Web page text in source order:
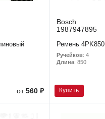
от560 ₽
Bosch
1987947895
Ремень 4PK850
Ручейков: 4
Длина: 850
Купить